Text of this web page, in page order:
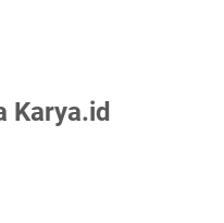
Karya.id